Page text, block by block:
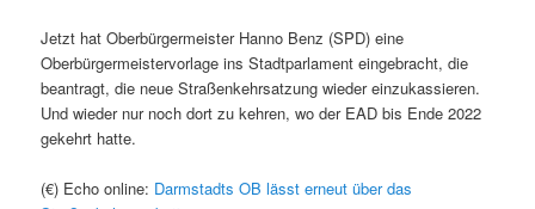
Jetzt hat Oberbürgermeister Hanno Benz (SPD) eine
Oberbürgermeistervorlage ins Stadtparlament eingebracht, die
beantragt, die neue Straßenkehrsatzung wieder einzukassieren.
Und wieder nur noch dort zu kehren, wo der EAD bis Ende 2022
gekehrt hatte.
(€) Echo online: Darmstadts OB lässt erneut über das